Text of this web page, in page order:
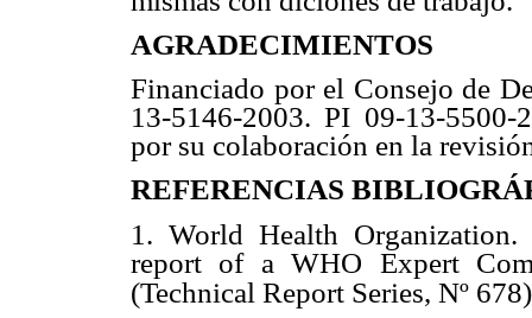
AGRADECIMIENTOS
Financiado por el Consejo de
13-5146-2003. PI 09-13-
por su colaboración en la
REFERENCIAS
1. World Health
report of a WHO Expert
(Technical Report Series, Nº